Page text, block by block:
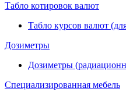
Табло котировок валют
Табло курсов валют
Дозиметры
Дозиметры
Специализированная мебель